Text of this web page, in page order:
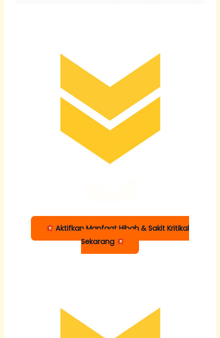
Aktifkan Manfaat Hibah & Sakit Kritikal
Sekarang